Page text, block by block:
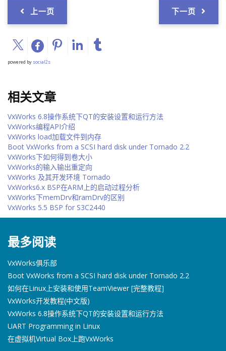
上一页 下一页
powered by social2s
相关文章
VxWorks 6.8操作系统下QT的安装设置和运行方法
VxWorks编程API介绍
VxWorks load加载文件到内存
Boot VxWorks from a SCSI hard disk under Tornado 2.2
VxWorks下如何得到卷大小
VxWorks的输入输出重定向
VxWorks 及其开发环境 Tornado
VxWorks6.x BSP在ARM上的启动过程分析
VxWorks下memDrv和ramDrv的区别
VxWorks 5.5 BSP for S3C2440
最多阅读
VxWorks俱乐部
Boot VxWorks from a SCSI hard disk under Tornado 2.2
如何在Linux上安装和使用TeamViewer [完整教程]
VxWorks开发教程(中文版)
VxWorks 6.8操作系统下QT的安装设置和运行方法
UART Programming in Linux
在虚拟机Virtual Box上跑VxWorks